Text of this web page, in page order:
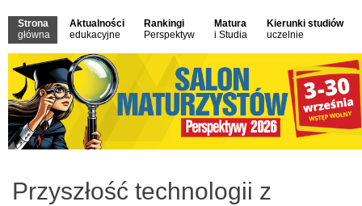
Strona
główna
Aktualności
edukacyjne
Rankingi
Perspektyw
Matura
i Studia
Kierunki studiów
uczelnie
Przyszłość technologii z